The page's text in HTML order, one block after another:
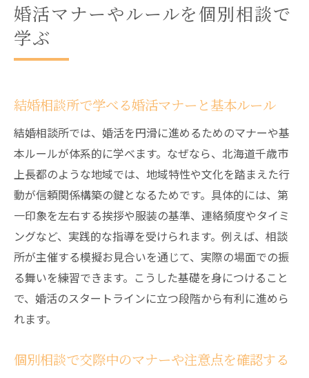
婚活マナーやルールを個別相談で
学ぶ
結婚相談所で学べる婚活マナーと基本ルール
結婚相談所では、婚活を円滑に進めるためのマナーや基
本ルールが体系的に学べます。なぜなら、北海道千歳市
上長都のような地域では、地域特性や文化を踏まえた行
動が信頼関係構築の鍵となるためです。具体的には、第
一印象を左右する挨拶や服装の基準、連絡頻度やタイミ
ングなど、実践的な指導を受けられます。例えば、相談
所が主催する模擬お見合いを通じて、実際の場面での振
る舞いを練習できます。こうした基礎を身につけること
で、婚活のスタートラインに立つ段階から有利に進めら
れます。
個別相談で交際中のマナーや注意点を確認する